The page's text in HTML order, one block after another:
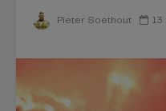
Pieter Soethout 13